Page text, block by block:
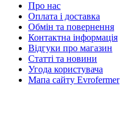
Про нас
Оплата і доставка
Обмін та повернення
Контактна інформація
Відгуки про магазин
Статті та новини
Угода користувача
Мапа сайту Evrofermer